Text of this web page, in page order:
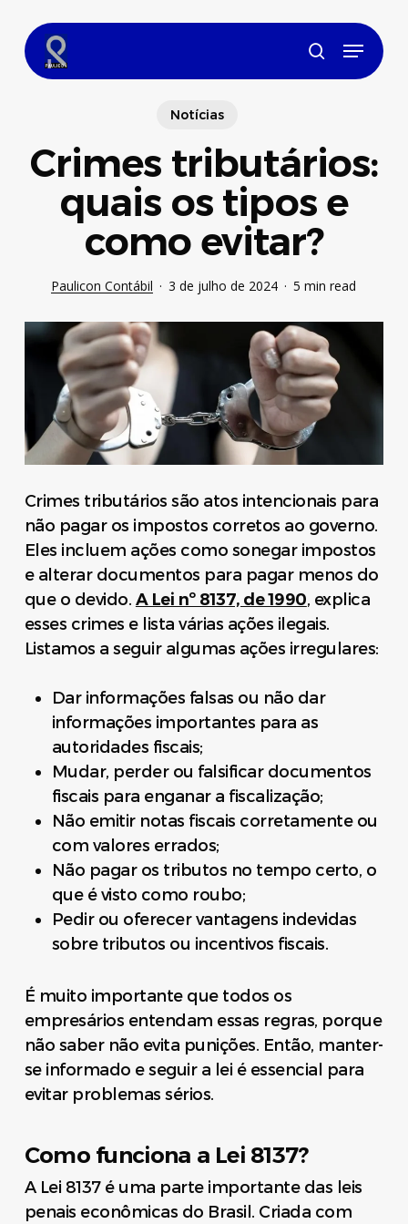
main
content
search
Menu
Notícias
Crimes tributários:
quais os tipos e
como evitar?
Paulicon Contábil 3 de julho de 2024 5 min read
Crimes tributários são atos intencionais para
não pagar os impostos corretos ao governo.
Eles incluem ações como sonegar impostos
e alterar documentos para pagar menos do
que o devido. A Lei nº 8137, de 1990, explica
esses crimes e lista várias ações ilegais.
Listamos a seguir algumas ações irregulares:
Dar informações falsas ou não dar
informações importantes para as
autoridades fiscais;
Mudar, perder ou falsificar documentos
fiscais para enganar a fiscalização;
Não emitir notas fiscais corretamente ou
com valores errados;
Não pagar os tributos no tempo certo, o
que é visto como roubo;
Pedir ou oferecer vantagens indevidas
sobre tributos ou incentivos fiscais.
É muito importante que todos os
empresários entendam essas regras, porque
não saber não evita punições. Então, manter-
se informado e seguir a lei é essencial para
evitar problemas sérios.
Como funciona a Lei 8137?
A Lei 8137 é uma parte importante das leis
penais econômicas do Brasil. Criada com